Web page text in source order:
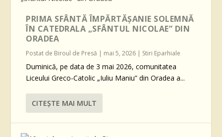
PRIMA SFÂNTĂ ÎMPĂRTĂȘANIE SOLEMNĂ
ÎN CATEDRALA „SFÂNTUL NICOLAE” DIN
ORADEA
Postat de Biroul de Presă | mai 5, 2026 | Stiri Eparhiale
Duminică, pe data de 3 mai 2026, comunitatea
Liceului Greco-Catolic „Iuliu Maniu” din Oradea a...
CITEŞTE MAI MULT